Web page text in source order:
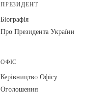
ПРЕЗИДЕНТ
Біографія
Про Президента України
ОФІС
Керівництво Офісу
Оголошення